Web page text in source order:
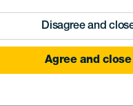
Disagree and
Agree and close
ESEMÉNY